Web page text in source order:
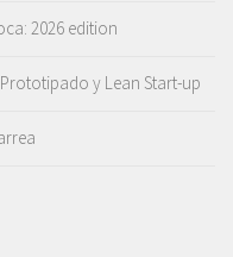
2026 edition
y Lean Start-up